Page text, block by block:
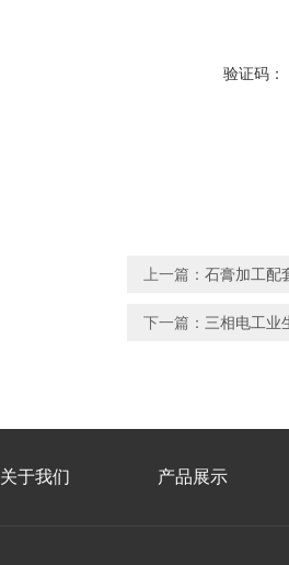
验证码：
上一篇： 石膏加工配
下一篇： 三相电工业
关于我们 产品展示